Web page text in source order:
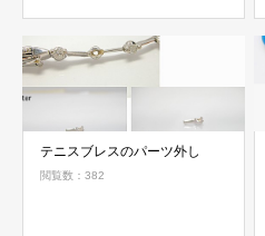
テニスブレスのパーツ外し
閲覧数：382